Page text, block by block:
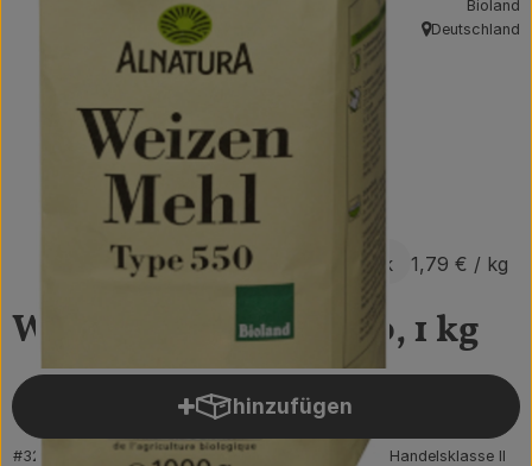
Obst & Gemüse
Vorratskammer
Frühstück
Süßes & Salziges
Der Betrieb
Brodowin besuchen
Weizenmehl Type 550, 1 kg
1,79 € / Stück 1,79 € / kg
Bioland
, Herkunft:
Deutschland
hinzufügen
Produkt zum Warenkorb
#32700 / Stück 1,79 € 7% MwSt Handelsklasse II